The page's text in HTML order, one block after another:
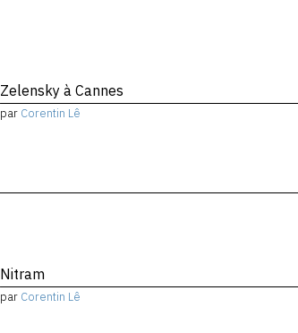
Zelensky à Cannes
par Corentin Lê
Nitram
par Corentin Lê